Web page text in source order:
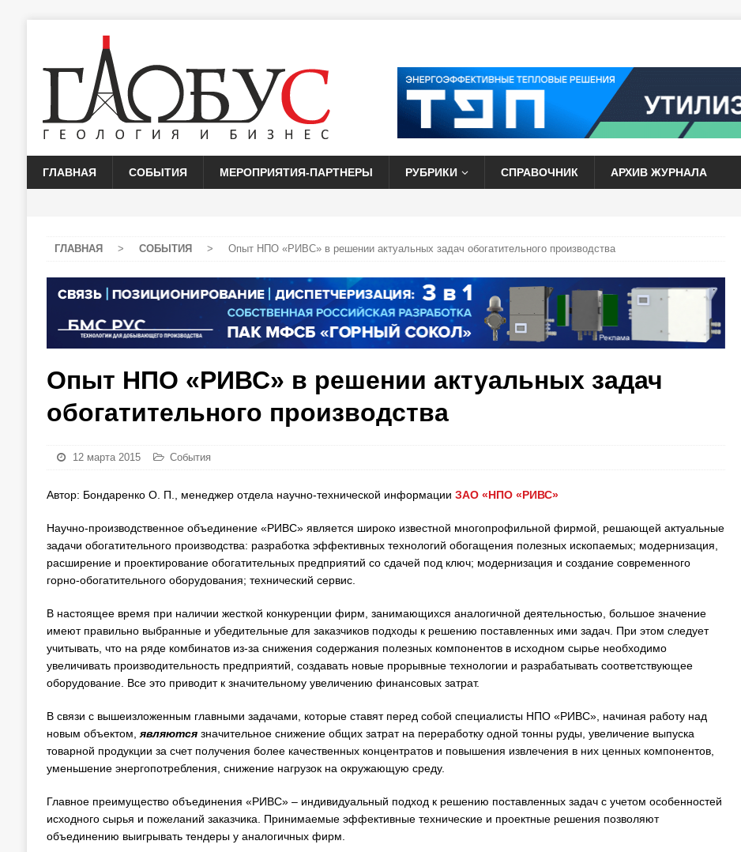
ГЛАВНАЯ СОБЫТИЯ МЕРОПРИЯТИЯ-ПАРТНЕРЫ РУБРИКИ СПРАВОЧНИК АРХИВ ЖУРНАЛА
ГЛАВНАЯ > СОБЫТИЯ > Опыт НПО «РИВС» в решении актуальных задач обогатительного производства
Опыт НПО «РИВС» в решении актуальных задач
обогатительного производства
12 марта 2015 События
Автор: Бондаренко О. П., менеджер отдела научно-технической информации ЗАО «НПО «РИВС»
Научно-производственное объединение «РИВС» является широко известной многопрофильной фирмой, решающей актуальные
задачи обогатительного производства: разработка эффективных технологий обогащения полезных ископаемых; модернизация,
расширение и проектирование обогатительных предприятий со сдачей под ключ; модернизация и создание современного
горно-обогатительного оборудования; технический сервис.
В настоящее время при наличии жесткой конкуренции фирм, занимающихся аналогичной деятельностью, большое значение
имеют правильно выбранные и убедительные для заказчиков подходы к решению поставленных ими задач. При этом следует
учитывать, что на ряде комбинатов из-за снижения содержания полезных компонентов в исходном сырье необходимо
увеличивать производительность предприятий, создавать новые прорывные технологии и разрабатывать соответствующее
оборудование. Все это приводит к значительному увеличению финансовых затрат.
В связи с вышеизложенным главными задачами, которые ставят перед собой специалисты НПО «РИВС», начиная работу над
новым объектом, являютсязначительное снижение общих затрат на переработку одной тонны руды, увеличение выпуска
товарной продукции за счет получения более качественных концентратов и повышения извлечения в них ценных компонентов,
уменьшение энергопотребления, снижение нагрузок на окружающую среду.
Главное преимущество объединения «РИВС» – индивидуальный подход к решению поставленных задач с учетом особенностей
исходного сырья и пожеланий заказчика. Принимаемые эффективные технические и проектные решения позволяют
объединению выигрывать тендеры у аналогичных фирм.